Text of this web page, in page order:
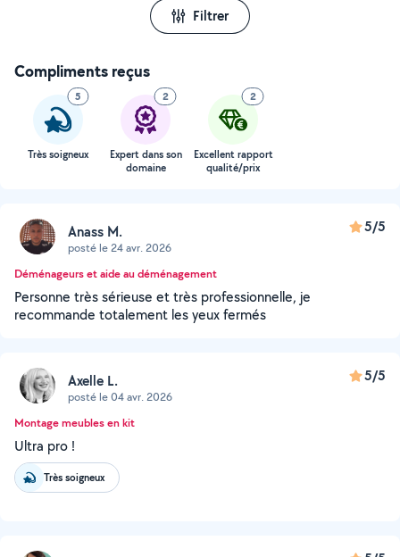
Filtrer
Compliments reçus
5
Très soigneux
2
Expert dans son
domaine
2
Excellent rapport
qualité/prix
Anass M.
posté le 24 avr. 2026
5/5
Déménageurs et aide au déménagement
Personne très sérieuse et très professionnelle, je
recommande totalement les yeux fermés
Axelle L.
posté le 04 avr. 2026
5/5
Montage meubles en kit
Ultra pro !
Très soigneux